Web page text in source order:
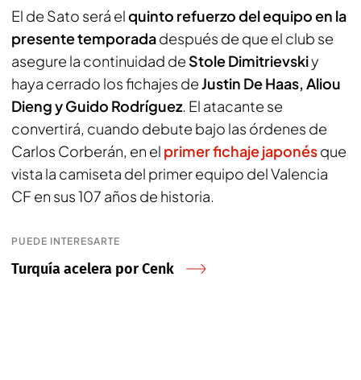
El de Sato será elquinto refuerzo del equipo en la
presente temporadadespués de que el club se
asegure la continuidad de Stole Dimitrievskiy
haya cerrado los fichajes deJustin De Haas, Aliou
Dieng y Guido Rodríguez. El atacante se
convertirá, cuando debute bajo las órdenes de
Carlos Corberán, en el primer fichaje japonésque
vista la camiseta del primer equipo del Valencia
CF en sus 107 años de historia.
PUEDE INTERESARTE
Turquía acelera por Cenk